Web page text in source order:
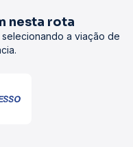
nesta rota
a viação de